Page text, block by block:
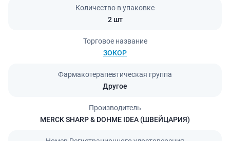
Количество в упаковке
2 шт
Торговое название
ЗОКОР
Фармакотерапевтическая группа
Другое
Производитель
MERCK SHARP & DOHME IDEA (ШВЕЙЦАРИЯ)